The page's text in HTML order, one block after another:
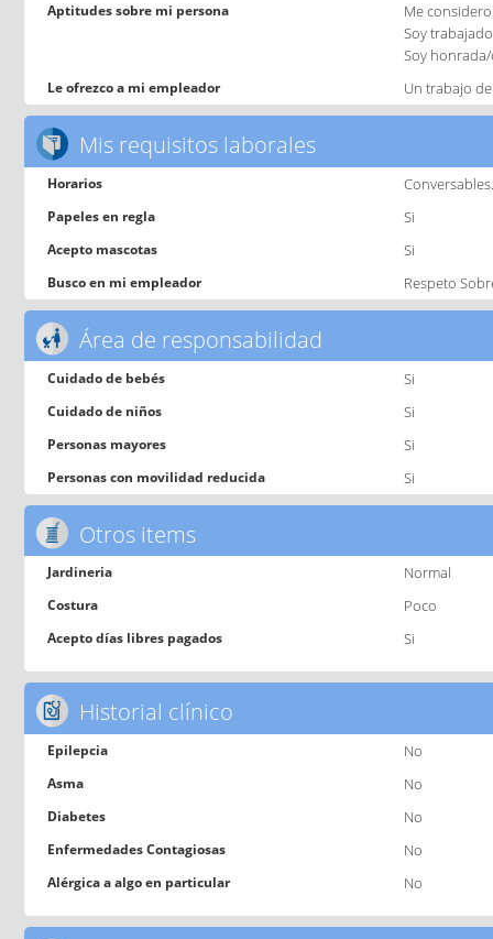
Aptitudes sobre mi persona
Me
Soy
Soy
Le ofrezco a mi empleador Un trabajo
Mis requisitos laborales
Horarios
Papeles en regla Si
Acepto mascotas Si
Busco en mi empleador Respeto
Área de responsabilidad
Cuidado de bebés Si
Cuidado de niños Si
Personas mayores Si
Personas con movilidad reducida Si
Otros items
Jardineria Normal
Costura Poco
Acepto días libres pagados Si
Historial clínico
Epilepcia No
Asma No
Diabetes No
Enfermedades Contagiosas No
Alérgica a algo en particular No